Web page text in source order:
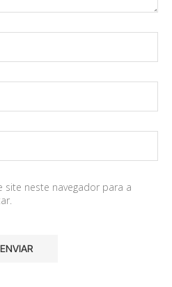
site neste navegador para a